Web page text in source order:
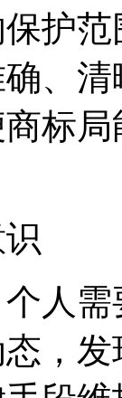
护
、
标
人
，